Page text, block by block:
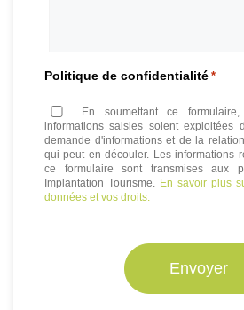
Politique de confidentialité *
En soumettant ce
informations saisies soient
demande d'informations et de la
qui peut en découler. Les informations
ce formulaire sont transmises aux
Implantation Tourisme. En savoir plus
données et vos droits.